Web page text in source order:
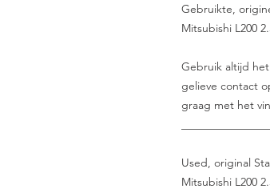
Gebruikte,
Mitsubishi L200
Gebruik altijd
gelieve contact
graag met het
Used, original
Mitsubishi L200